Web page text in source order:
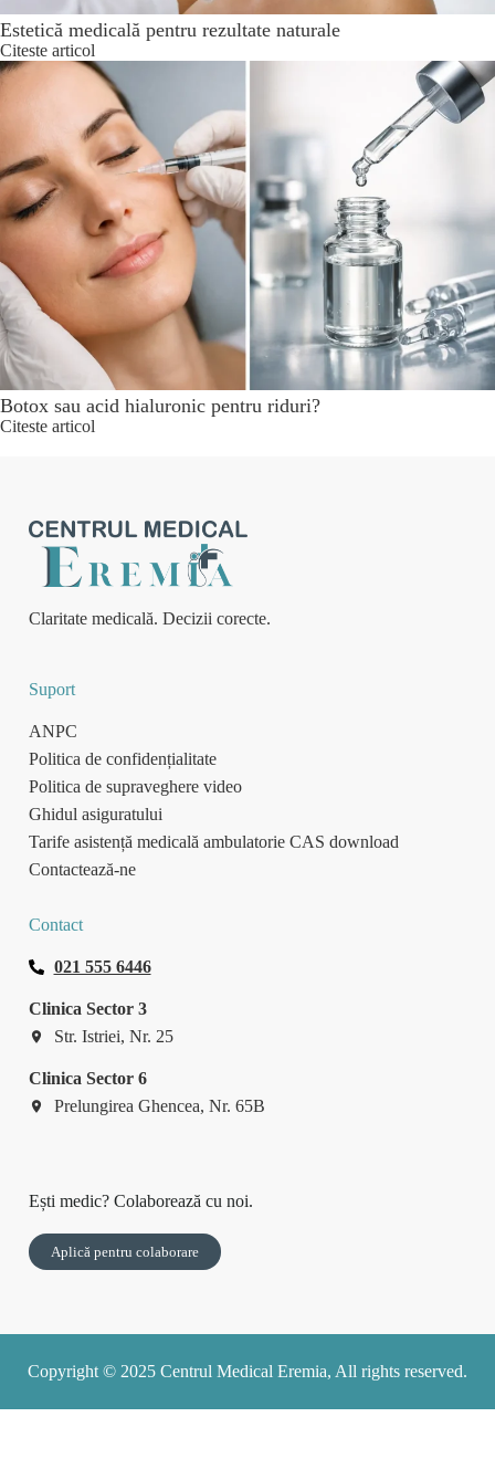
Estetică medicală pentru rezultate naturale
Citeste articol
Botox sau acid hialuronic pentru riduri?
Citeste articol
Claritate medicală. Decizii corecte.
Suport
ANPC
Politica de confidențialitate
Politica de supraveghere video
Ghidul asiguratului
Tarife asistență medicală ambulatorie CAS download
Contactează-ne
Contact
021 555 6446
Clinica Sector 3
Str. Istriei, Nr. 25
Clinica Sector 6
Prelungirea Ghencea, Nr. 65B
Ești medic? Colaborează cu noi.
Aplică pentru colaborare
Copyright © 2025 Centrul Medical Eremia, All rights reserved.